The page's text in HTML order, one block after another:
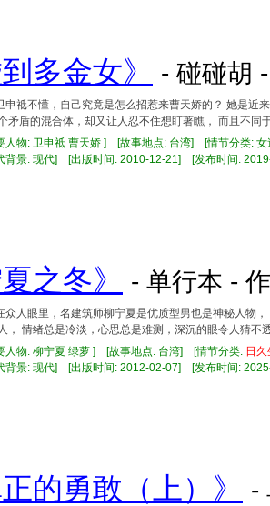
多金女》 - 碰碰胡
申祗不懂，自己究竟是怎么招惹来曹天娇的？ 她是
矛盾的混合体，却又让人忍不住想盯著瞧， 而且不同
人物: 卫申祗 曹天娇 ] [故事地点: 台湾] [情节分类: 女
背景: 现代] [出版时间: 2010-12-21] [发布时间:
之冬》 - 单行本 -
众人眼里，名建筑师柳宁夏是优质型男也是神秘人物
， 情绪总是冷淡，心思总是难测，深沉的眼令人猜不
人物: 柳宁夏 绿萝 ] [故事地点: 台湾] [情节分类: 日久
背景: 现代] [出版时间: 2012-02-07] [发布时间:
的勇敢（上）》
-